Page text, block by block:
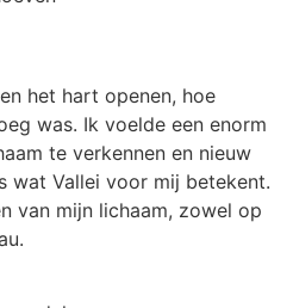
het hart openen, hoe
was. Ik voelde een enorm
te verkennen en nieuw
wat Vallei voor mij betekent.
van mijn lichaam, zowel op